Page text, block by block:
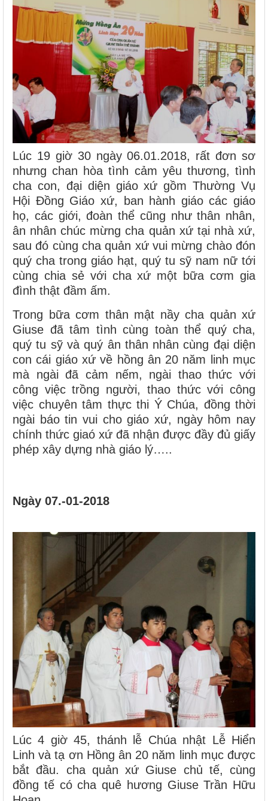
Lúc 19 giờ 30 ngày 06.01.2018, rất đơn sơ
nhưng chan hòa tình cảm yêu thương, tình
cha con, đại diện giáo xứ gồm Thường Vụ
Hội Đồng Giáo xứ, ban hành giáo các giáo
họ, các giới, đoàn thể cũng như thân nhân,
ân nhân chúc mừng cha quản xứ tại nhà xứ,
sau đó cùng cha quản xứ vui mừng chào đón
quý cha trong giáo hạt, quý tu sỹ nam nữ tới
cùng chia sẻ với cha xứ một bữa cơm gia
đình thật đầm ấm.
Trong bữa cơm thân mật nầy cha quản xứ
Giuse đã tâm tình cùng toàn thể quý cha,
quý tu sỹ và quý ân thân nhân cùng đại diện
con cái giáo xứ về hồng ân 20 năm linh mục
mà ngài đã cảm nếm, ngài thao thức với
công việc trồng người, thao thức với công
việc chuyên tâm thực thi Ý Chúa, đồng thời
ngài báo tin vui cho giáo xứ, ngày hôm nay
chính thức giaó xứ đã nhận được đầy đủ giấy
phép xây dựng nhà giáo lý…..
Ngày 07.-01-2018
Lúc 4 giờ 45, thánh lễ Chúa nhật Lễ Hiển
Linh và tạ ơn Hồng ân 20 năm linh mục được
bắt đầu. cha quản xứ Giuse chủ tế, cùng
đồng tế có cha quê hương Giuse Trần Hữu